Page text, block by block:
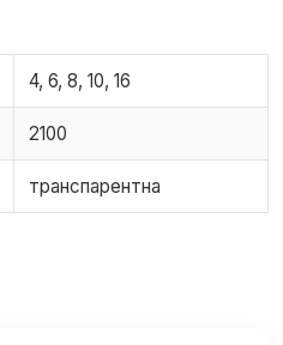
4, 6, 8, 10, 16
2100
транспарентна